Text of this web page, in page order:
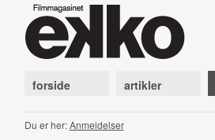
forside artikler
Du er her:Anmeldelser